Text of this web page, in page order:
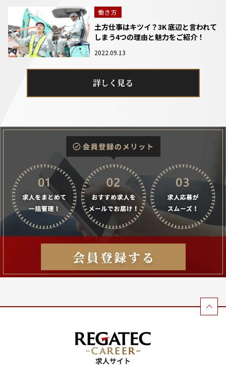
働き方
土方仕事はキツイ？3K 底辺と言われて
しまう4つの理由と魅力をご紹介！
2022.09.13
詳しく見る